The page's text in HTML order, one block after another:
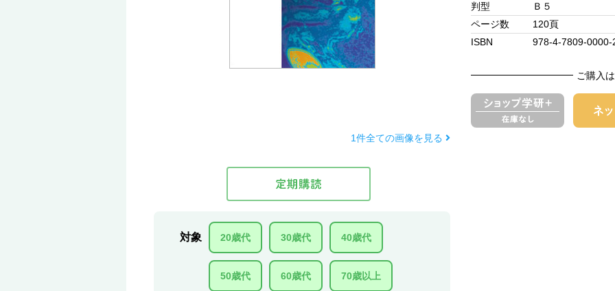
1件全ての画像を見る
対象 20歳代 30歳代 40歳代
50歳代 60歳代 70歳以上
判型
Ｂ５
ページ数
120頁
ISBN
978-4-7809-0000-
ご購入